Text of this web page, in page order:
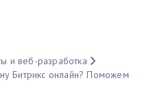
и веб-разработка
Битрикс онлайн? Поможем